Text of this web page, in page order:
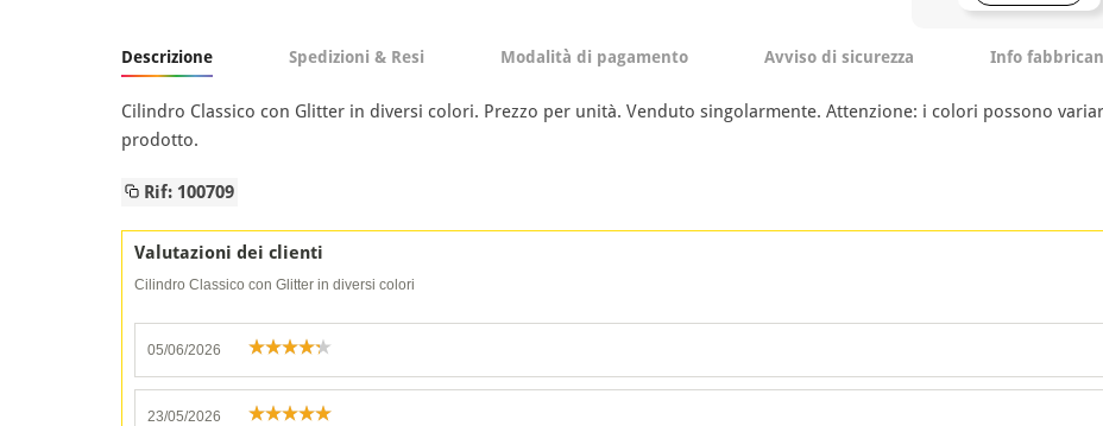
Descrizione Spedizioni & Resi Modalità di pagamento Avviso di sicurezza Info
Cilindro Classico con Glitter in diversi colori. Prezzo per unità. Venduto singolarmente. Attenzione: i colori possono
prodotto.
Rif: 100709
Valutazioni dei clienti
Cilindro Classico con Glitter in diversi colori
05/06/2026
23/05/2026